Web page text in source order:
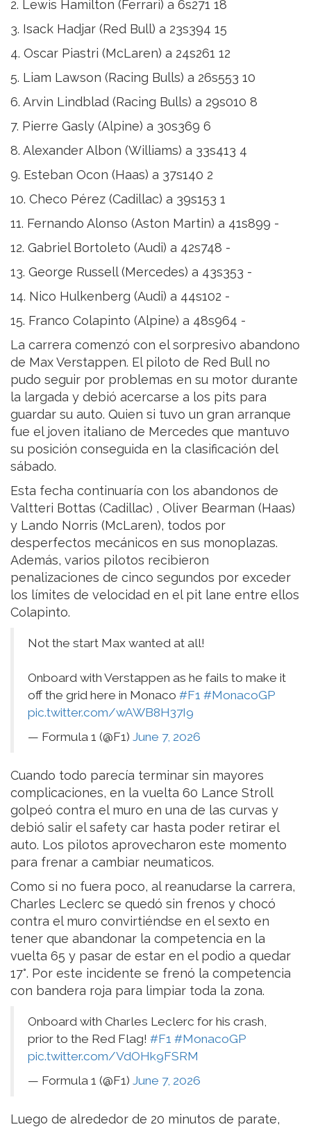
2. Lewis Hamilton (Ferrari) a 6s271 18
3. Isack Hadjar (Red Bull) a 23s394 15
4. Oscar Piastri (McLaren) a 24s261 12
5. Liam Lawson (Racing Bulls) a 26s553 10
6. Arvin Lindblad (Racing Bulls) a 29s010 8
7. Pierre Gasly (Alpine) a 30s369 6
8. Alexander Albon (Williams) a 33s413 4
9. Esteban Ocon (Haas) a 37s140 2
10. Checo Pérez (Cadillac) a 39s153 1
11. Fernando Alonso (Aston Martin) a 41s899 -
12. Gabriel Bortoleto (Audi) a 42s748 -
13. George Russell (Mercedes) a 43s353 -
14. Nico Hulkenberg (Audi) a 44s102 -
15. Franco Colapinto (Alpine) a 48s964 -
La carrera comenzó con el sorpresivo abandono
de Max Verstappen. El piloto de Red Bull no
pudo seguir por problemas en su motor durante
la largada y debió acercarse a los pits para
guardar su auto. Quien si tuvo un gran arranque
fue el joven italiano de Mercedes que mantuvo
su posición conseguida en la clasificación del
sábado.
Esta fecha continuaría con los abandonos de
Valtteri Bottas (Cadillac) , Oliver Bearman (Haas)
y Lando Norris (McLaren), todos por
desperfectos mecánicos en sus monoplazas.
Además, varios pilotos recibieron
penalizaciones de cinco segundos por exceder
los límites de velocidad en el pit lane entre ellos
Colapinto.
Not the start Max wanted at all!
Onboard with Verstappen as he fails to make it
off the grid here in Monaco #F1 #MonacoGP
pic.twitter.com/wAWB8H37I9
— Formula 1 (@F1) June 7, 2026
Cuando todo parecía terminar sin mayores
complicaciones, en la vuelta 60 Lance Stroll
golpeó contra el muro en una de las curvas y
debió salir el safety car hasta poder retirar el
auto. Los pilotos aprovecharon este momento
para frenar a cambiar neumaticos.
Como si no fuera poco, al reanudarse la carrera,
Charles Leclerc se quedó sin frenos y chocó
contra el muro convirtiéndse en el sexto en
tener que abandonar la competencia en la
vuelta 65 y pasar de estar en el podio a quedar
17°. Por este incidente se frenó la competencia
con bandera roja para limpiar toda la zona.
Onboard with Charles Leclerc for his crash,
prior to the Red Flag! #F1 #MonacoGP
pic.twitter.com/VdOHk9FSRM
— Formula 1 (@F1) June 7, 2026
Luego de alrededor de 20 minutos de parate,